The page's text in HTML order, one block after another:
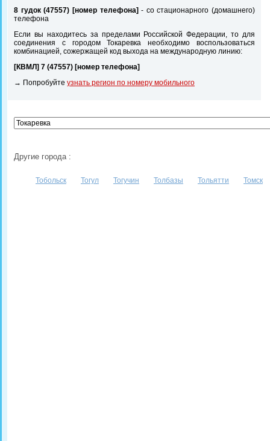
8 гудок (47557) [номер телефона] - со стационарного (домашнего)
телефона
Если вы находитесь за пределами Российской Федерации, то для
соединения с городом Токаревка необходимо воспользоваться
комбинацией, сожержащей код выхода на международную линию:
[КВМЛ] 7 (47557) [номер телефона]
→ Попробуйте узнать регион по номеру мобильного
Другие города :
Тобольск Тогул Тогучин Толбазы Тольятти Томск